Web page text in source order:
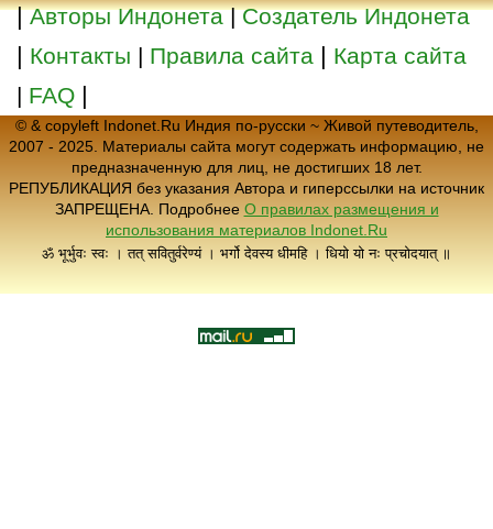
|Авторы Индонета|Создатель Индонета
Контакты | Правила сайта
Карта сайта
| FAQ
© & copyleft Indonet.Ru Индия по-русски ~ Живой путеводитель,
2007 - 2025. Материалы сайта могут содержать информацию, не
предназначенную для лиц, не достигших 18 лет.
РЕПУБЛИКАЦИЯ без указания Автора и гиперссылки на источник
ЗАПРЕЩЕНА. Подробнее О правилах размещения и
использования материалов Indonet.Ru
ॐ भूर्भुवः स्वः । तत् सवितुर्वरेण्यं । भर्गो देवस्य धीमहि । धियो यो नः प्रचोदयात् ॥